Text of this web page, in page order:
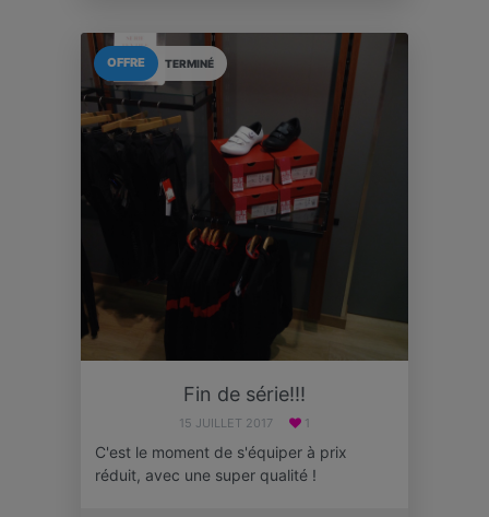
TERMINÉ
OFFRE
Fin de série!!!
15 JUILLET 2017 1
C'est le moment de s'équiper à prix
réduit, avec une super qualité !